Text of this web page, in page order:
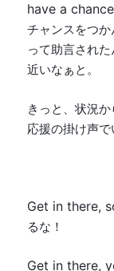
have a
チャンスをつか
って助言され
近いなぁと。
きっと、状況
応援の掛け声で
Get in there,
るな！
Get in there,